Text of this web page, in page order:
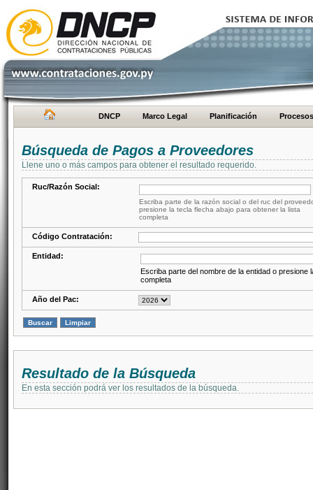
DNCP Marco Legal Planificación Procesos
Búsqueda de Pagos a Proveedores
Llene uno o más campos para obtener el resultado requerido.
Ruc/Razón Social:
Escriba parte de la razón social o del ruc del
presione la tecla flecha abajo para obtener la lista
completa
Código Contratación:
Entidad:
Escriba parte del nombre de la entidad o presione
completa
Año del Pac:
Resultado de la Búsqueda
En esta sección podrá ver los resultados de la búsqueda.